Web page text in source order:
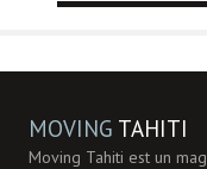
MOVING TAHITI
Moving Tahiti est un